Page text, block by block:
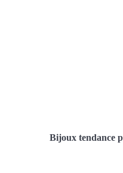
Bijoux tendance